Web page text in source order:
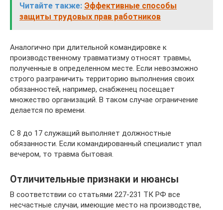
Читайте также: Эффективные способы
защиты трудовых прав работников
Аналогично при длительной командировке к
производственному травматизму относят травмы,
полученные в определенном месте. Если невозможно
строго разграничить территорию выполнения своих
обязанностей, например, снабженец посещает
множество организаций. В таком случае ограничение
делается по времени.
С 8 до 17 служащий выполняет должностные
обязанности. Если командированный специалист упал
вечером, то травма бытовая.
Отличительные признаки и нюансы
В соответствии со статьями 227-231 ТК РФ все
несчастные случаи, имеющие место на производстве,